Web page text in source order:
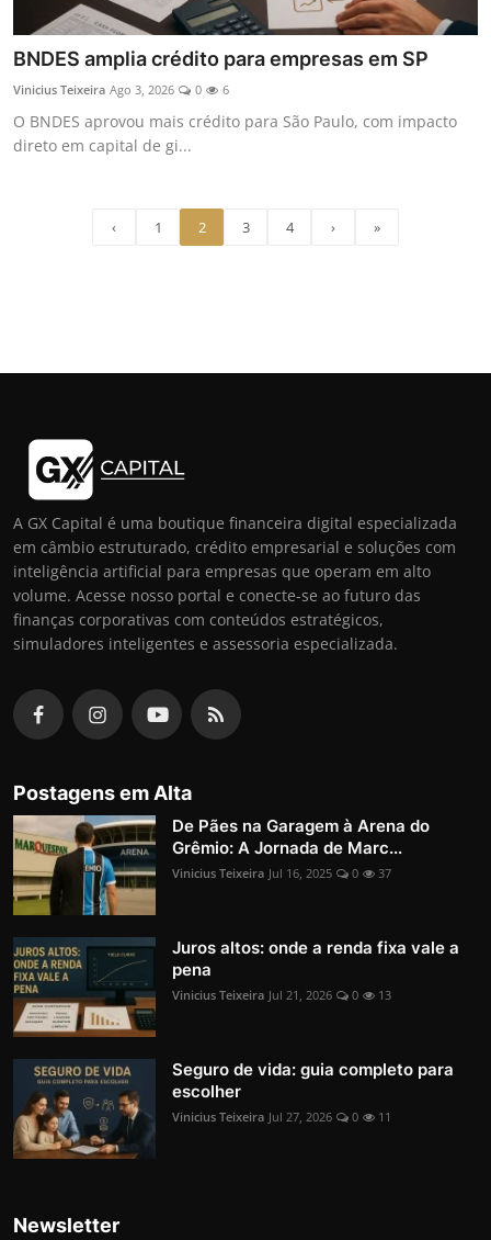
BNDES amplia crédito para empresas em SP
Vinicius Teixeira Ago 3, 2026 0 6
O BNDES aprovou mais crédito para São Paulo, com impacto
direto em capital de gi...
‹ 1 2 3 4 › »
A GX Capital é uma boutique financeira digital especializada
em câmbio estruturado, crédito empresarial e soluções com
inteligência artificial para empresas que operam em alto
volume. Acesse nosso portal e conecte-se ao futuro das
finanças corporativas com conteúdos estratégicos,
simuladores inteligentes e assessoria especializada.
Postagens em Alta
De Pães na Garagem à Arena do
Grêmio: A Jornada de Marc...
Vinicius Teixeira Jul 16, 2025 0 37
Juros altos: onde a renda fixa vale a
pena
Vinicius Teixeira Jul 21, 2026 0 13
Seguro de vida: guia completo para
escolher
Vinicius Teixeira Jul 27, 2026 0 11
Newsletter